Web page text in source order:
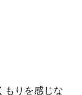
もりを感じな